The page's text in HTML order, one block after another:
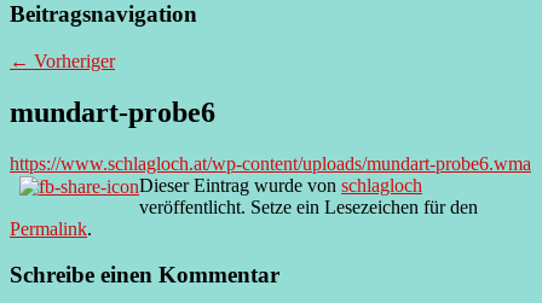
Beitragsnavigation
← Vorheriger
mundart-probe6
https://www.schlagloch.at/wp-content/uploads/mundart-probe6.wma
Dieser Eintrag wurde von schlagloch
veröffentlicht. Setze ein Lesezeichen für den
Permalink.
Schreibe einen Kommentar